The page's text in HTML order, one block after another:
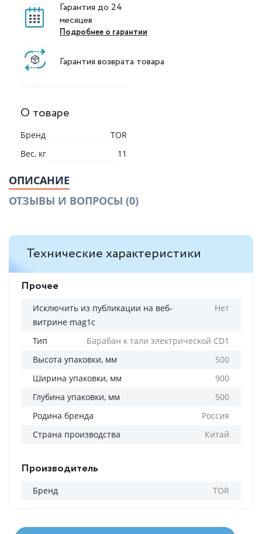
Гарантия до 24
месяцев
Подробнее о гарантии
Гарантия возврата товара
О товаре
Бренд
TOR
Вес, кг
11
ОПИСАНИЕ
ОТЗЫВЫ И ВОПРОСЫ (0)
Технические характеристики
Прочее
Исключить из публикации на веб-
витрине mag1c
Нет
Тип
Барабан к тали электрической CD1
Высота упаковки, мм
500
Ширина упаковки, мм
900
Глубина упаковки, мм
500
Родина бренда
Россия
Страна производства
Китай
Производитель
Бренд TOR